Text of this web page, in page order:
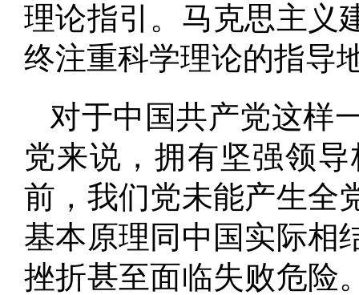
理论指引 。 马克思主义
终注重科学理论的指导
对于中国共产党这样
党来说，拥有坚强领
前，我们党未能产生全
基本原理同中国实际相
挫折甚至面临失败危险